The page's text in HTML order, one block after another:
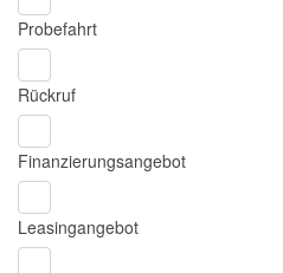
Probefahrt
Rückruf
Finanzierungsangebot
Leasingangebot